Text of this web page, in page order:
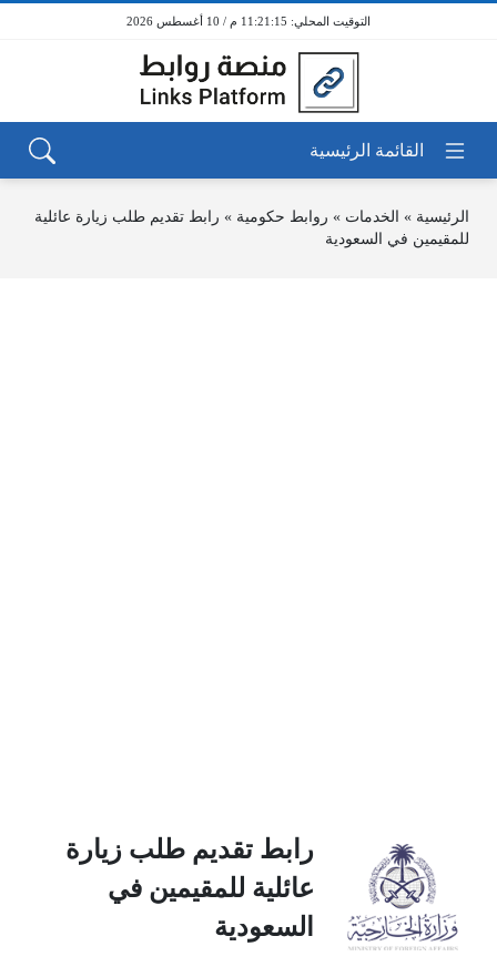
11:21:15 م / 10 أغسطس 2026
الرئيسية » الخدمات » روابط حكومية » رابط تقديم طلب زيارة عائلية
للمقيمين في السعودية
رابط تقديم طلب زيارة
عائلية للمقيمين في
السعودية